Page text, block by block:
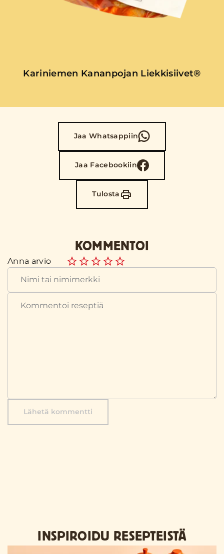
Kariniemen Kananpojan Liekkisiivet®
Jaa Whatsappiin
Jaa Facebookiin
Tulosta
KOMMENTOI
Anna arvio
Lähetä kommentti
INSPIROIDU RESEPTEISTÄ